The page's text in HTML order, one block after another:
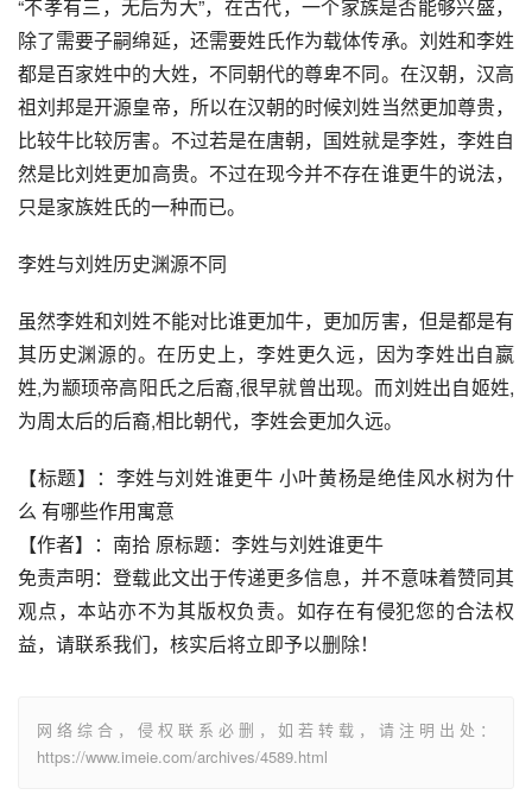
“不孝有三，无后为大”，在古代，一个家族是否能够兴盛，
除了需要子嗣绵延，还需要姓氏作为载体传承。刘姓和李姓
都是百家姓中的大姓，不同朝代的尊卑不同。在汉朝，汉高
祖刘邦是开源皇帝，所以在汉朝的时候刘姓当然更加尊贵，
比较牛比较厉害。不过若是在唐朝，国姓就是李姓，李姓自
然是比刘姓更加高贵。不过在现今并不存在谁更牛的说法，
只是家族姓氏的一种而已。
李姓与刘姓历史渊源不同
虽然李姓和刘姓不能对比谁更加牛，更加厉害，但是都是有
其历史渊源的。在历史上，李姓更久远，因为李姓出自嬴
姓,为颛顼帝高阳氏之后裔,很早就曾出现。而刘姓出自姬姓,
为周太后的后裔,相比朝代，李姓会更加久远。
【标题】：李姓与刘姓谁更牛 小叶黄杨是绝佳风水树为什
么 有哪些作用寓意
【作者】：南拾 原标题：李姓与刘姓谁更牛
免责声明：登载此文出于传递更多信息，并不意味着赞同其
观点，本站亦不为其版权负责。如存在有侵犯您的合法权
益，请联系我们，核实后将立即予以删除！
网络综合，侵权联系必删，如若转载，请注明出处：
https://www.imeie.com/archives/4589.html